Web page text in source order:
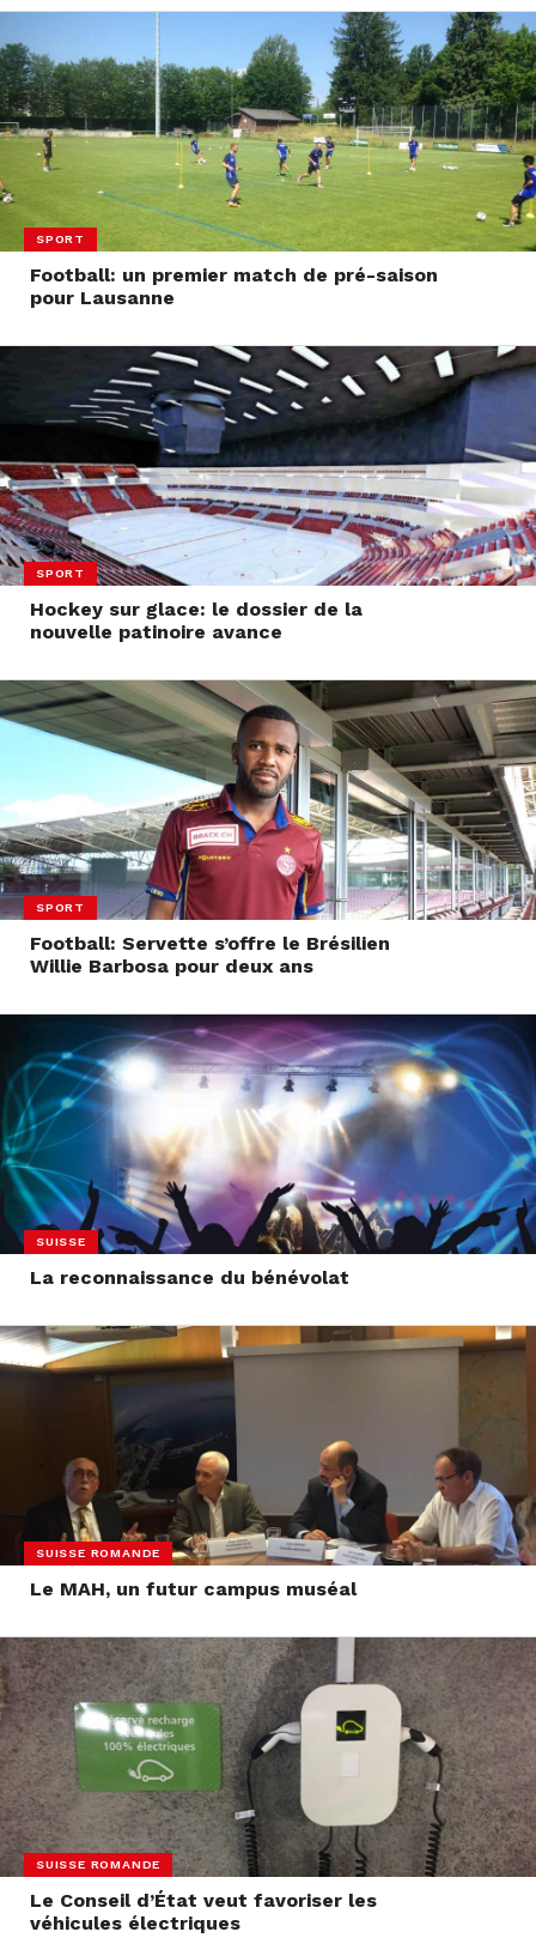
SPORT
Football: un premier match de pré-saison
pour Lausanne
SPORT
Hockey sur glace: le dossier de la
nouvelle patinoire avance
SPORT
Football: Servette s’offre le Brésilien
Willie Barbosa pour deux ans
SUISSE
La reconnaissance du bénévolat
SUISSE ROMANDE
Le MAH, un futur campus muséal
SUISSE ROMANDE
Le Conseil d’État veut favoriser les
véhicules électriques